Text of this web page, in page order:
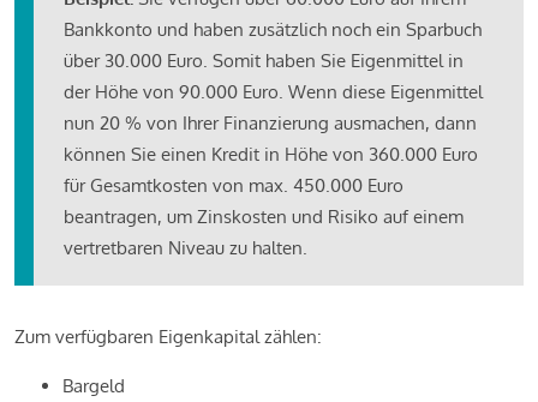
Bankkonto und haben zusätzlich noch ein Sparbuch
über 30.000 Euro. Somit haben Sie Eigenmittel in
der Höhe von 90.000 Euro. Wenn diese Eigenmittel
nun 20 % von Ihrer Finanzierung ausmachen, dann
können Sie einen Kredit in Höhe von 360.000 Euro
für Gesamtkosten von max. 450.000 Euro
beantragen, um Zinskosten und Risiko auf einem
vertretbaren Niveau zu halten.
Zum verfügbaren Eigenkapital zählen:
Bargeld